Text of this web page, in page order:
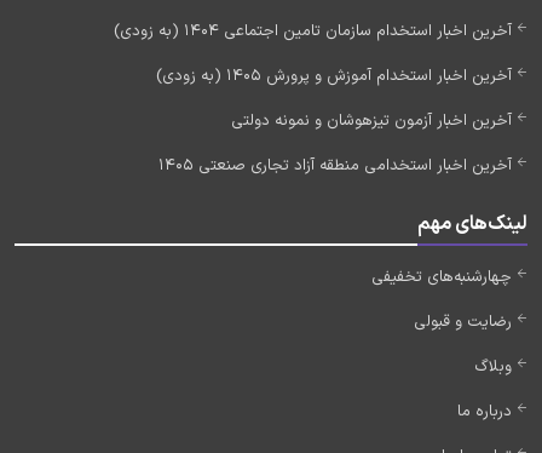
آخرین اخبار استخدام سازمان تامین اجتماعی 1404 (به زودی)
آخرین اخبار استخدام آموزش و پرورش 1405 (به زودی)
آخرین اخبار آزمون تیزهوشان و نمونه دولتی
آخرین اخبار استخدامی منطقه آزاد تجاری صنعتی 1405
لینک‌های مهم
چهارشنبه‌های تخفیفی
رضایت و قبولی
وبلاگ
درباره ما